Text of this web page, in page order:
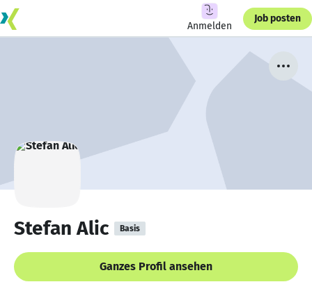
Anmelden
Job posten
Stefan Alic Basis
Ganzes Profil ansehen